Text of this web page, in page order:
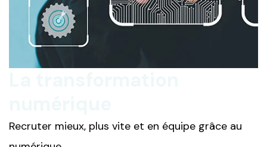
Recruter mieux, plus vite et en équipe grâce au